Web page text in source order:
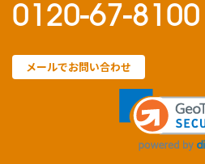
0120-67-8100
メールでお問い合わせ